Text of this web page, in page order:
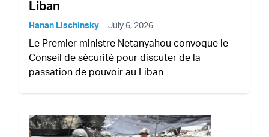
Liban
Hanan Lischinsky July 6, 2026
Le Premier ministre Netanyahou convoque le
Conseil de sécurité pour discuter de la
passation de pouvoir au Liban